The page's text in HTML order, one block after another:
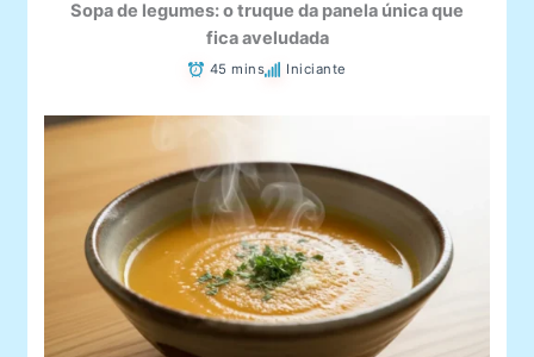
Sopa de legumes: o truque da panela única que
fica aveludada
45 mins Iniciante